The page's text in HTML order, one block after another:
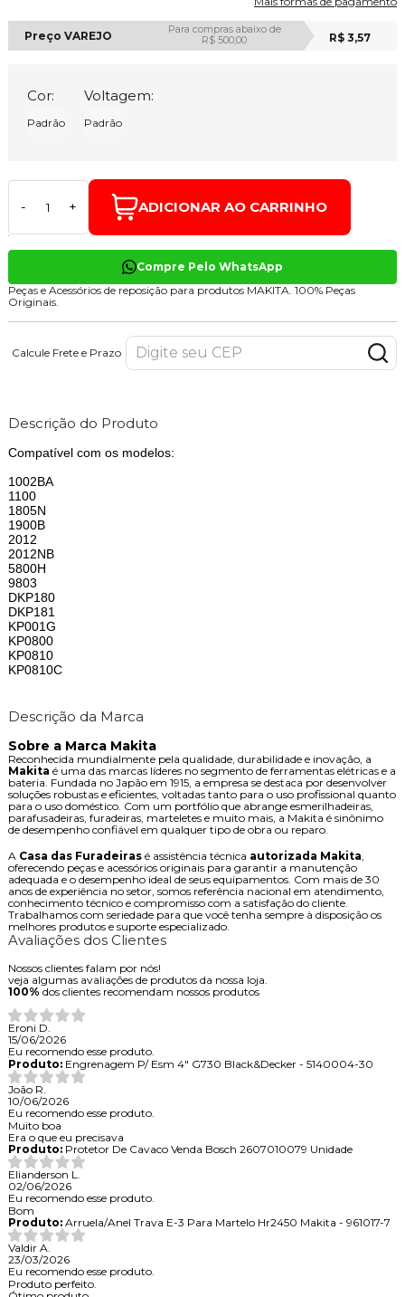
Preço VAREJO
Para compras abaixo de
R$ 500,00
R$ 3,57
Cor:
Padrão
Voltagem:
Padrão
- + ADICIONAR AO CARRINHO
Compre Pelo WhatsApp
Peças e Acessórios de reposição para produtos MAKITA. 100% Peças
Originais.
Calcule Frete e Prazo
Descrição do Produto
Compatível com os modelos:
1002BA
1100
1805N
1900B
2012
2012NB
5800H
9803
DKP180
DKP181
KP001G
KP0800
KP0810
KP0810C
Descrição da Marca
Sobre a Marca Makita
Reconhecida mundialmente pela qualidade, durabilidade e inovação, a
Makita é uma das marcas líderes no segmento de ferramentas elétricas e a
bateria. Fundada no Japão em 1915, a empresa se destaca por desenvolver
soluções robustas e eficientes, voltadas tanto para o uso profissional quanto
para o uso doméstico. Com um portfólio que abrange esmerilhadeiras,
parafusadeiras, furadeiras, marteletes e muito mais, a Makita é sinônimo
de desempenho confiável em qualquer tipo de obra ou reparo.
A Casa das Furadeirasé assistência técnica autorizada Makita
oferecendo peças e acessórios originais para garantir a manutenção
adequada e o desempenho ideal de seus equipamentos. Com mais de 30
anos de experiência no setor, somos referência nacional em atendimento,
conhecimento técnico e compromisso com a satisfação do cliente.
Trabalhamos com seriedade para que você tenha sempre à disposição os
melhores produtos e suporte especializado.
Avaliações dos Clientes
Nossos clientes falam por nós!
veja algumas avaliações de produtos da nossa loja.
100% dos clientes recomendam nossos produtos
Eroni D.
15/06/2026
Eu recomendo esse produto.
Produto:Engrenagem P/ Esm 4" G730 Black&Decker - 5140004-30
João R.
10/06/2026
Eu recomendo esse produto.
Muito boa
Era o que eu precisava
Produto:Protetor De Cavaco Venda Bosch 2607010079 Unidade
Elianderson L.
02/06/2026
Eu recomendo esse produto.
Bom
Produto:Arruela/Anel Trava E-3 Para Martelo Hr2450 Makita - 961017-7
Valdir A.
23/03/2026
Eu recomendo esse produto.
Produto perfeito.